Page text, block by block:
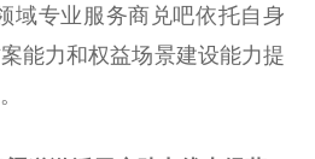
域专业服务商兑吧依托自身
能力和权益场景建设能力提